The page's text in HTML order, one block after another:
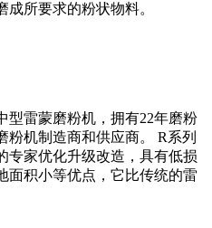
所要求的粉状物料。
型雷蒙磨粉机，拥有22年磨粉
粉机制造商和供应商。 R系列
专家优化升级改造，具有低损
面积小等优点，它比传统的雷